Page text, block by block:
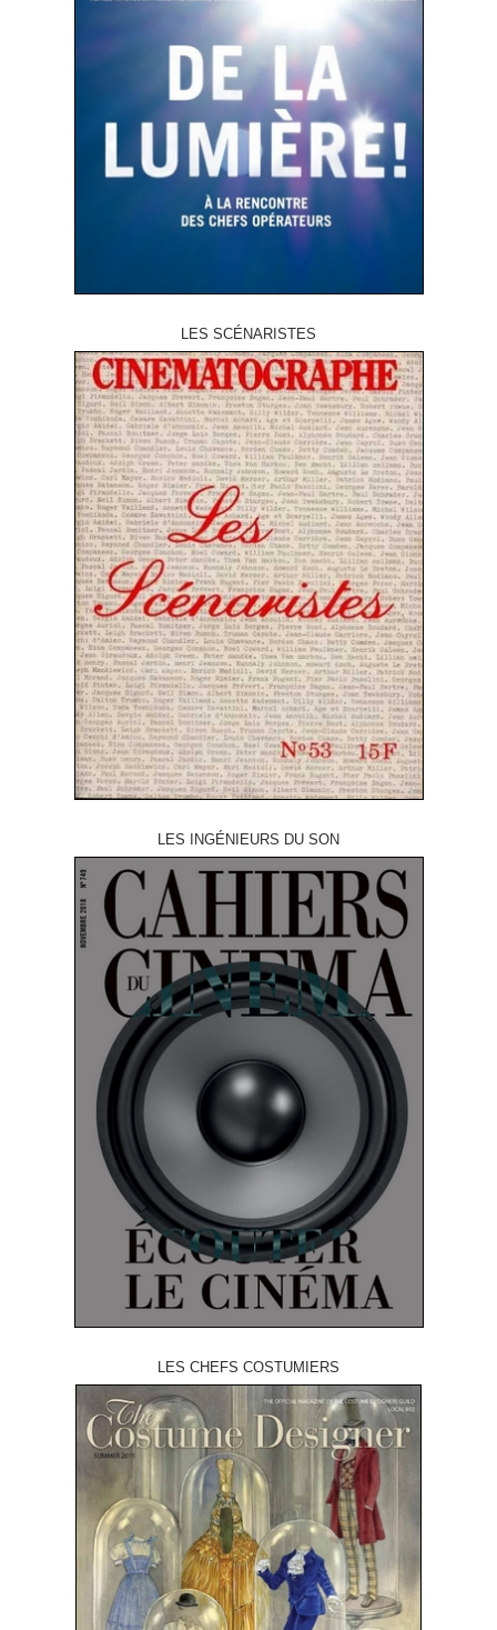
LES SCÉNARISTES
LES INGÉNIEURS DU SON
LES CHEFS COSTUMIERS